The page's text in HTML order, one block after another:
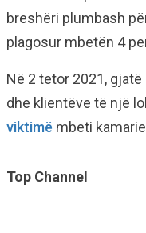
breshëri plumbash
plagosur mbetën 4
Në 2 tetor 2021,
dhe klientëve të një
viktimë mbeti
Top Channel